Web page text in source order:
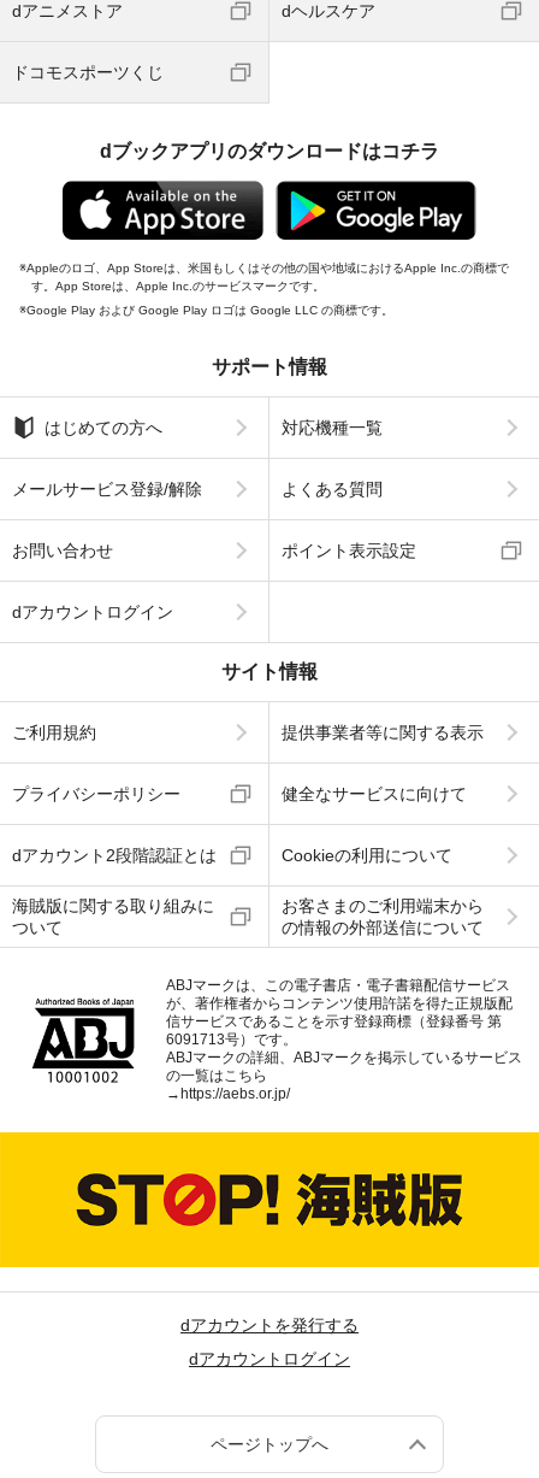
dアニメストア dヘルスケア
ドコモスポーツくじ
dブックアプリのダウンロードはコチラ
Appleのロゴ、App Storeは、米国もしくはその他の国や地域におけるApple Inc.の商標で
す。App Storeは、Apple Inc.のサービスマークです。
Google Play および Google Play ロゴは Google LLC の商標です。
サポート情報
はじめての方へ 対応機種一覧
メールサービス登録/解除 よくある質問
お問い合わせ ポイント表示設定
dアカウントログイン
サイト情報
ご利用規約 提供事業者等に関する表示
プライバシーポリシー 健全なサービスに向けて
dアカウント2段階認証とは Cookieの利用について
海賊版に関する取り組みに
ついて
お客さまのご利用端末から
の情報の外部送信について
ABJマークは、この電子書店・電子書籍配信サービス
が、著作権者からコンテンツ使用許諾を得た正規版配
信サービスであることを示す登録商標（登録番号 第
6091713号）です。
ABJマークの詳細、ABJマークを掲示しているサービス
の一覧はこちら
→ https://aebs.or.jp/
dアカウントを発行する
dアカウントログイン
ページトップへ